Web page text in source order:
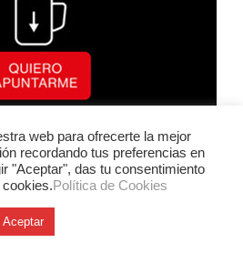
web para ofrecerte la mejor
recordando tus preferencias en
"Aceptar", das tu consentimiento
cookies.Política de Cookies
Aceptar